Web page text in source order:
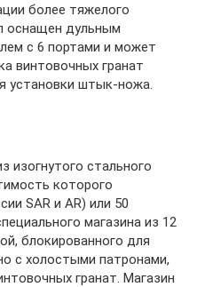
более тяжелого
оснащен дульным
с 6 портами и может
винтовочных гранат
установки штык-ножа.
изогнутого стального
которого
SAR и AR) или 50
магазина из 12
блокированного для
с холостыми патронами,
гранат. Магазин